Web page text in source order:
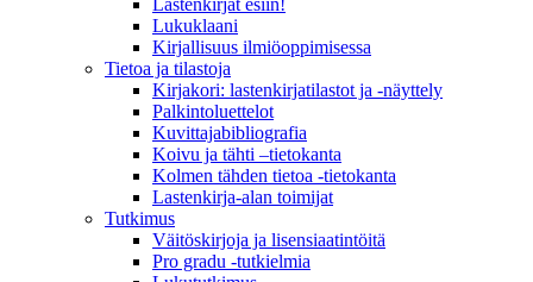
Lastenkirjat esiin!
Lukuklaani
Kirjallisuus ilmiöoppimisessa
Tietoa ja tilastoja
Kirjakori: lastenkirjatilastot ja -näyttely
Palkintoluettelot
Kuvittaja­bibliografia
Koivu ja tähti –tietokanta
Kolmen tähden tietoa -tietokanta
Lastenkirja-alan toimijat
Tutkimus
Väitöskirjoja ja lisensiaatintöitä
Pro gradu -tutkielmia